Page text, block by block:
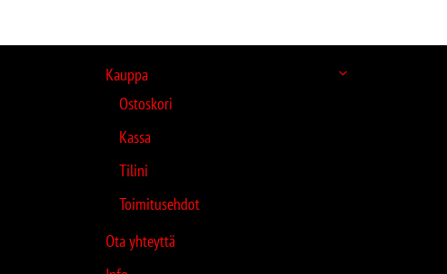
Kauppa
Ostoskori
Kassa
Tilini
Toimitusehdot
Ota yhteyttä